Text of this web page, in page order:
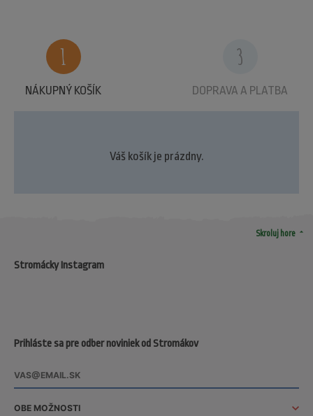
1
NÁKUPNÝ KOŠÍK
3
DOPRAVA A PLATBA
Váš košík je prázdny.
Skroluj hore arrow_drop_up
Prihláste sa pre odber noviniek od Stromákov
Stromácky Instagram